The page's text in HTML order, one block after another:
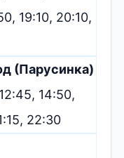
19:10, 20:10,
(Парусинка)
14:50,
22:30